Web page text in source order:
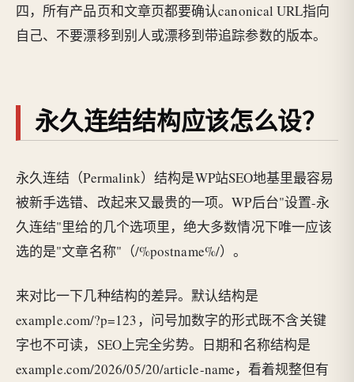
四，所有产品页和文章页都要确认canonical URL指向
自己、不要漂移到别人或漂移到带追踪参数的版本。
永久连结结构应该怎么设？
永久连结（Permalink）结构是WP站SEO地基里最容易
被新手选错、改起来又最贵的一项。WP后台"设置-永
久连结"里给的几个选项里，绝大多数情况下唯一应该
选的是"文章名称"（/%postname%/）。
来对比一下几种结构的差异。默认结构是
example.com/?p=123，问号加数字的形式既不含关键
字也不可读，SEO上完全劣势。日期和名称结构是
example.com/2026/05/20/article-name，看着规整但有